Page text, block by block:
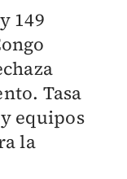
149
Tasa
equipos
la